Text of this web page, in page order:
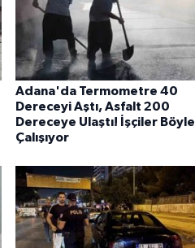
Adana'da Termometre 40
Dereceyi Aştı, Asfalt 200
Dereceye Ulaştı! İşçiler Böyle
Çalışıyor